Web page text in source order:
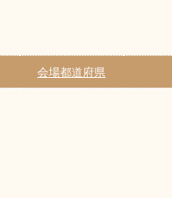
会場都道府県